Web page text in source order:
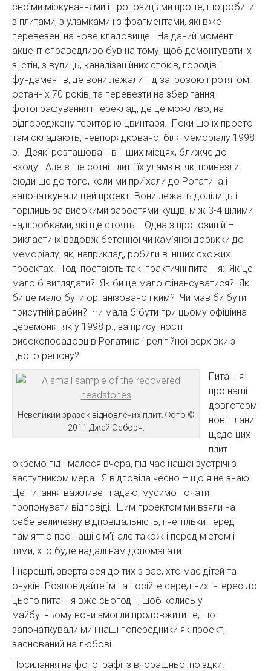
своїми міркуваннями і пропозиціями про те, що робити
з плитами, з уламками і з фрагментами, які вже
перевезені на нове кладовище. На даний момент
акцент справедливо був на тому, щоб демонтувати їх
зі стін, з вулиць, каналізаційних стоків, городів і
фундаментів, де вони лежали під загрозою протягом
останніх 70 років, та перевезти на зберігання,
фотографування і переклад, де це можливо, на
відгороджену територію цвинтаря. Поки що їх просто
там складають, невпорядковано, біля меморіалу 1998
р. Деякі розташовані в інших місцях, ближче до
входу. Але є ще сотні плит і їх уламків, які привезли
сюди ще до того, коли ми приїхали до Рогатина і
започаткували цей проект. Вони лежать долілиць і
горілиць за високими заростями кущів, між 3-4 цілими
надгробками, які ще стоять. Одна з пропозицій –
викласти їх вздовж бетонної чи кам’яної доріжки до
меморіалу, як, наприклад, робили в інших схожих
проектах. Тоді постають такі практичні питання: Як це
мало б виглядати? Як би це мало фінансуватися? Як
би це мало бути організовано і ким? Чи мав би бути
присутній рабин? Чи мала б бути при цьому офіційна
церемонія, як у 1998 р., за присутності
високопосадовців Рогатина і релігійної верхівки з
цього регіону?
Невеликий зразок відновлених плит. Фото ©
2011 Джей Осборн.
Питання
про наші
довготермі
нові плани
щодо цих
плит
окремо піднімалося вчора, під час нашої зустрічі з
заступником мера. Я відповіла чесно – що я не знаю.
Це питання важливе і гадаю, мусимо почати
пропонувати відповіді. Цим проектом ми взяли на
себе величезну відповідальність, і не тільки перед
пам’яттю про наші сім’ї, але також і перед містом і
тими, хто буде надалі нам допомагати.
І нарешті, звертаюся до тих з вас, хто має дітей та
онуків. Розповідайте їм та посійте серед них інтерес до
цього питання вже сьогодні, щоб колись у
майбутньому вони змогли продовжити те, що
започаткували ми і наші попередники як проект,
заснований на любові.
Посилання на фотографії з вчорашньої поїздки: